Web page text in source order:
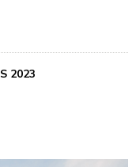
2023